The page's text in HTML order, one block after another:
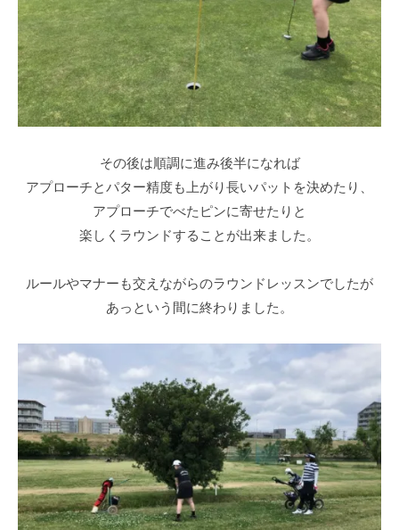
その後は順調に進み後半になれば
アプローチとパター精度も上がり長いパットを決めたり、
アプローチでべたピンに寄せたりと
楽しくラウンドすることが出来ました。
ルールやマナーも交えながらのラウンドレッスンでしたが
あっという間に終わりました。